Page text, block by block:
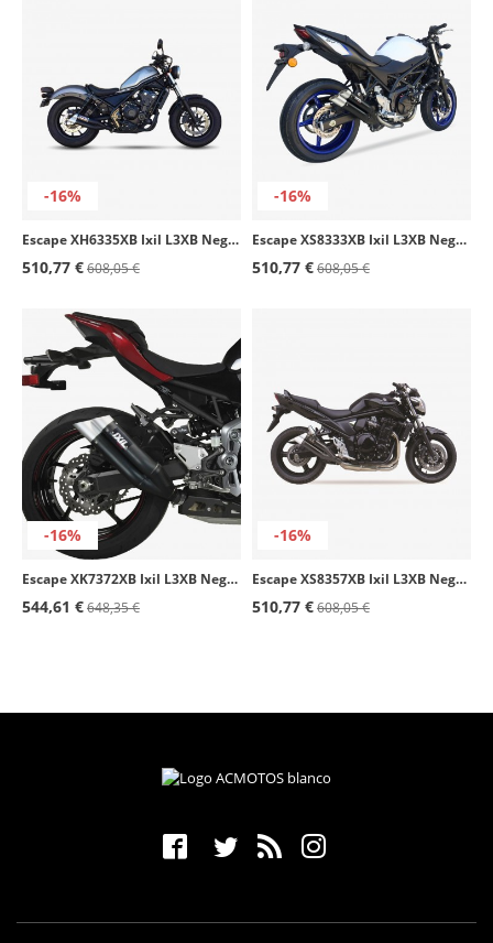
-16%
Escape XH6335XB Ixil L3XB Negro para Honda Rebel CMX 300, Rebel CMX 500
510,77 €608,05 €
-16%
Escape XS8333XB Ixil L3XB Negro para Suzuki SV 650 S (16-23), SV 650 X (16-23)
510,77 €608,05 €
-16%
Escape XK7372XB Ixil L3XB Negro para Kawasaki Z 900 / A2 (16-24)
544,61 €648,35 €
-16%
Escape XS8357XB Ixil L3XB Negro para Suzuki GSF / GSX 650 / 1250 F/N/S Bandit (07-15)
510,77 €608,05 €